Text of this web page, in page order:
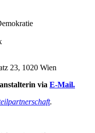
23, 1020 Wien
via E-Mail.
.